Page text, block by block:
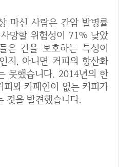
마신 사람은 간암 발병률
망할 위험성이 71% 낮았
은 간을 보호하는 특성이
지, 아니면 커피의 항산화
못했습니다. 2014년의 한
와 카페인이 없는 커피가
것을 발견했습니다.